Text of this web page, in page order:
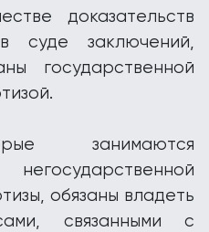
доказательств
суде заключений,
государственной
занимаются
обязаны владеть
связанными с